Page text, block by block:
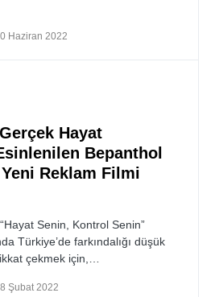
Haziran 2022
Hayat
Bepanthol
Reklam Filmi
Senin, Kontrol Senin”
Türkiye’de farkındalığı düşük
çekmek için,…
Şubat 2022